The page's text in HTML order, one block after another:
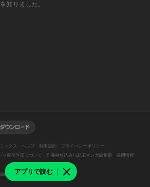
アプリで読む
知りました。
ックス ヘルプ 利用規約
プライバシーポリシー
ツ配信許諾について 作品持ち込み/ LINEマンガ編集部
採用情報